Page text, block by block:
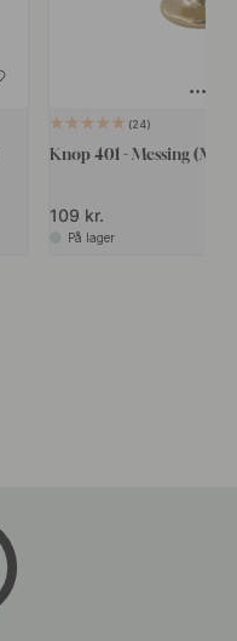
24
Knop 401 - Messing (Mat)
109 kr.
På lager